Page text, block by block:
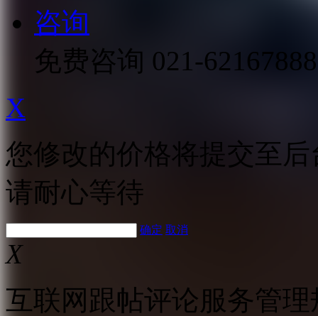
咨询
免费咨询 021-62167888
X
您修改的价格将提交至
请耐心等待
确定 取消
X
互联网跟帖评论服务管理